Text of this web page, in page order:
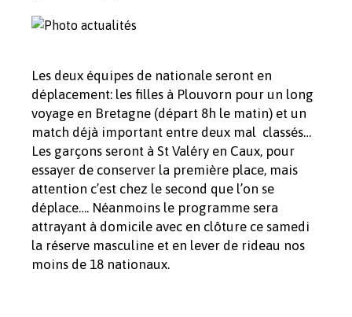
Les deux équipes de nationale seront en
déplacement: les filles à Plouvorn pour un long
voyage en Bretagne (départ 8h le matin) et un
match déjà important entre deux mal classés…
Les garçons seront à St Valéry en Caux, pour
essayer de conserver la première place, mais
attention c’est chez le second que l’on se
déplace…. Néanmoins le programme sera
attrayant à domicile avec en clôture ce samedi
la réserve masculine et en lever de rideau nos
moins de 18 nationaux.